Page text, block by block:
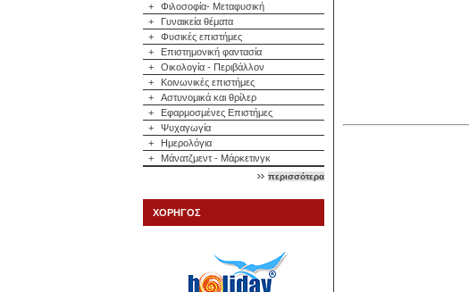
+
Φιλοσοφία- Μεταφυσική
+
Γυναικεία θέματα
+
Φυσικές επιστήμες
+
Επιστημονική φαντασία
+
Οικολογία - Περιβάλλον
+
Κοινωνικές επιστήμες
+
Αστυνομικά και θρίλερ
+
Εφαρμοσμένες Επιστήμες
+
Ψυχαγωγία
+
Ημερολόγια
+
Μάνατζμεντ - Μάρκετινγκ
περισσότερα
ΧΟΡΗΓΟΣ